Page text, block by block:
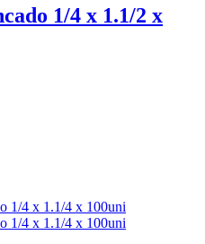
1/4 x 1.1/2 x